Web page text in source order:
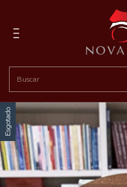
Esgotado